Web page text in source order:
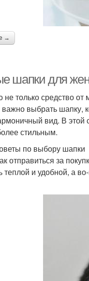
→
шапки для
только средство
выбрать шапку,
вид. В
стильным.
по выбору шапки
отправиться за
теплой и удобной, а